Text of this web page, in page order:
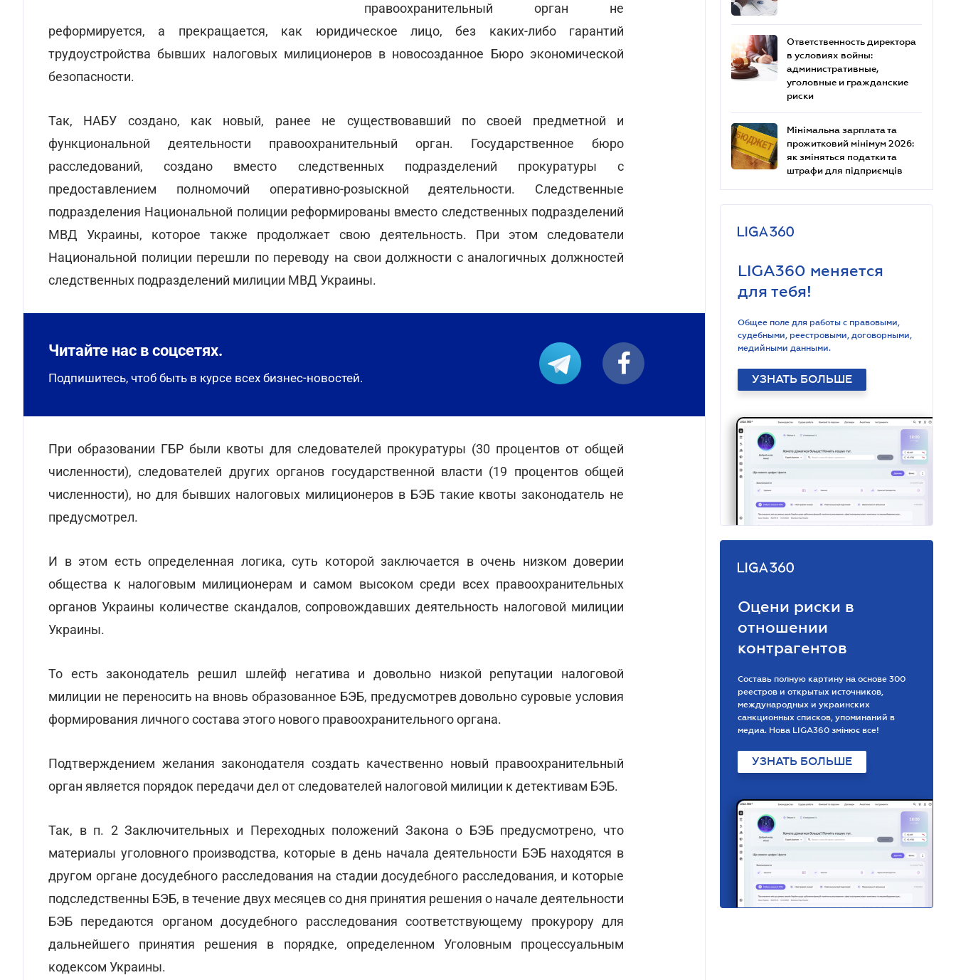
правоохранительный орган не
реформируется, а прекращается, как юридическое лицо, без каких-либо гарантий
трудоустройства бывших налоговых милиционеров в новосозданное Бюро экономической
безопасности.
Так, НАБУ создано, как новый, ранее не существовавший по своей предметной и
функциональной деятельности правоохранительный орган. Государственное бюро
расследований, создано вместо следственных подразделений прокуратуры с
предоставлением полномочий оперативно-розыскной деятельности. Следственные
подразделения Национальной полиции реформированы вместо следственных подразделений
МВД Украины, которое также продолжает свою деятельность. При этом следователи
Национальной полиции перешли по переводу на свои должности с аналогичных должностей
следственных подразделений милиции МВД Украины.
Читайте нас в соцсетях.
Подпишитесь, чтоб быть в курсе всех бизнес-новостей.
При образовании ГБР были квоты для следователей прокуратуры (30 процентов от общей
численности), следователей других органов государственной власти (19 процентов общей
численности), но для бывших налоговых милиционеров в БЭБ такие квоты законодатель не
предусмотрел.
И в этом есть определенная логика, суть которой заключается в очень низком доверии
общества к налоговым милиционерам и самом высоком среди всех правоохранительных
органов Украины количестве скандалов, сопровождавших деятельность налоговой милиции
Украины.
То есть законодатель решил шлейф негатива и довольно низкой репутации налоговой
милиции не переносить на вновь образованное БЭБ, предусмотрев довольно суровые условия
формирования личного состава этого нового правоохранительного органа.
Подтверждением желания законодателя создать качественно новый правоохранительный
орган является порядок передачи дел от следователей налоговой милиции к детективам БЭБ.
Так, в п. 2 Заключительных и Переходных положений Закона о БЭБ предусмотрено, что
материалы уголовного производства, которые в день начала деятельности БЭБ находятся в
другом органе досудебного расследования на стадии досудебного расследования, и которые
подследственны БЭБ, в течение двух месяцев со дня принятия решения о начале деятельности
БЭБ передаются органом досудебного расследования соответствующему прокурору для
дальнейшего принятия решения в порядке, определенном Уголовным процессуальным
кодексом Украины.
Ответственность директора
в условиях войны:
административные,
уголовные и гражданские
риски
Мінімальна зарплата та
прожитковий мінімум 2026:
як зміняться податки та
штрафи для підприємців
LIGA360 меняется
для тебя!
Общее поле для работы с правовыми,
судебными, реестровыми, договорными,
медийными данными.
УЗНАТЬ БОЛЬШЕ
Оцени риски в
отношении
контрагентов
Составь полную картину на основе 300
реестров и открытых источников,
международных и украинских
санкционных списков, упоминаний в
медиа. Нова LIGA360 змінює все!
УЗНАТЬ БОЛЬШЕ